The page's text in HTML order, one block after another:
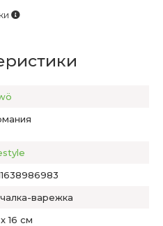
варежка
16 см